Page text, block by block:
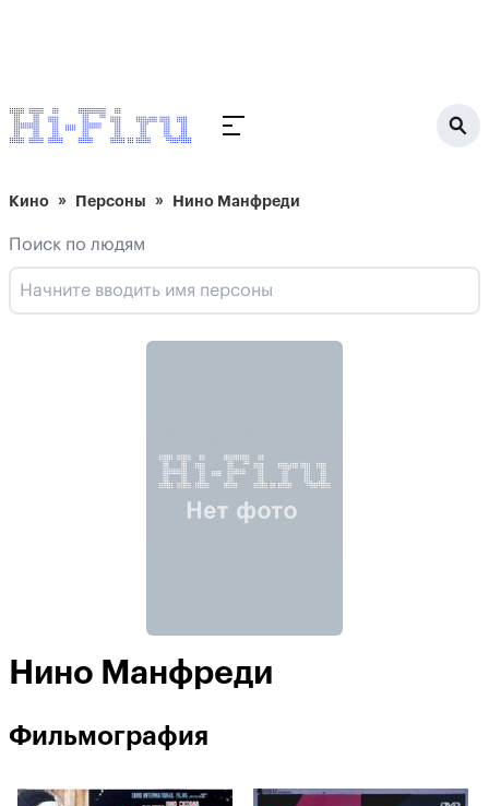
Кино Персоны Нино Манфреди
Поиск по людям
Нино Манфреди
Фильмография